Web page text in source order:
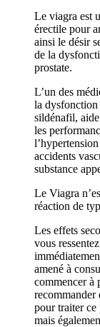
Le viagra est
érectile pour
ainsi le désir
de la
prostate.
L’un des
la
sildénafil,
les
accidents
substance
Le Viagra
réaction de
Les effets
vous
amené à
commencer à
recommander
pour traiter ce
mais